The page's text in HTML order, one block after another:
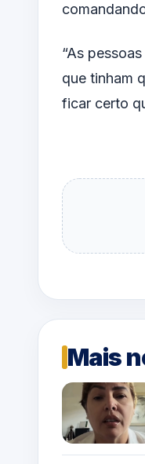
“As
que tinham
ficar certo
Mais